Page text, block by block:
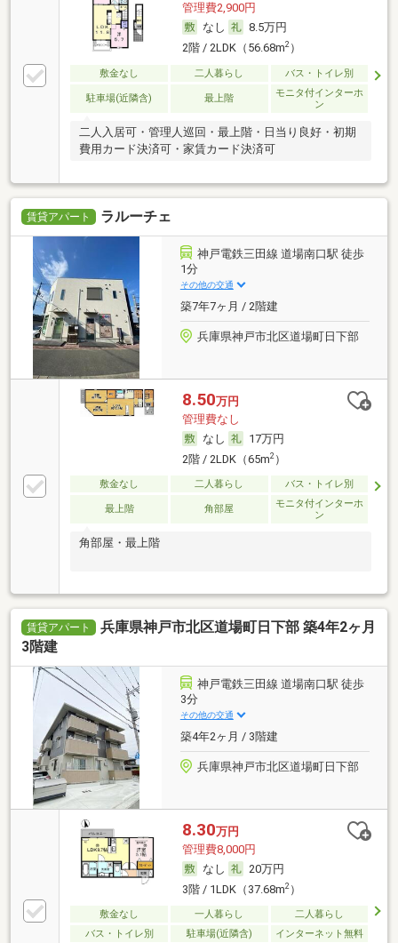
管理費2,900円
なし
8.5万円
2階 / 2LDK（56.68m2）
敷金なし 二人暮らし バス・トイレ別
駐車場(近隣含) 最上階
モニタ付インターホ
ン
二人入居可・管理人巡回・最上階・日当り良好・初期
費用カード決済可・家賃カード決済可
賃貸アパート ラルーチェ
神戸電鉄三田線 道場南口駅 徒歩
1分
その他の交通
築7年7ヶ月 / 2階建
兵庫県神戸市北区道場町日下部
8.50万円
管理費なし
なし
17万円
2階 / 2LDK（65m2）
敷金なし 二人暮らし バス・トイレ別
最上階 角部屋
モニタ付インターホ
ン
角部屋・最上階
賃貸アパート
兵庫県神戸市北区道場町日下部 築4年2ヶ月
3階建
神戸電鉄三田線 道場南口駅 徒歩
3分
その他の交通
築4年2ヶ月 / 3階建
兵庫県神戸市北区道場町日下部
8.30万円
管理費8,000円
なし
20万円
3階 / 1LDK（37.68m2）
敷金なし 一人暮らし
二人暮らし
バス・トイレ別
駐車場(近隣含) インターネット無料